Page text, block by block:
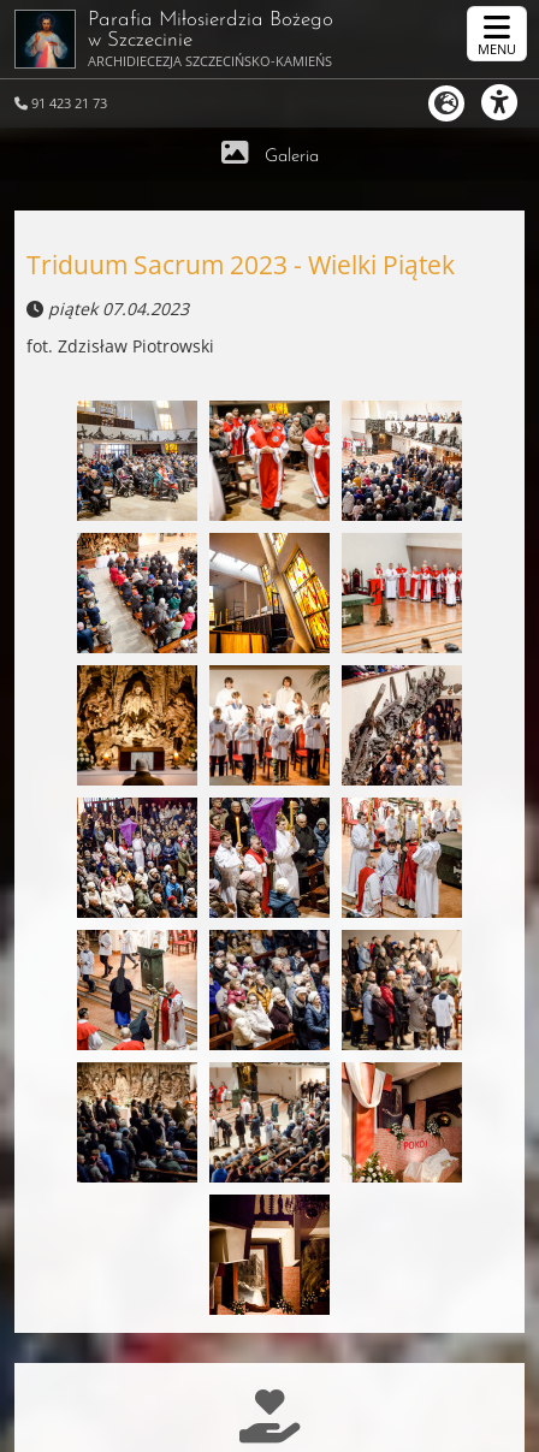
91 423 21 73
Parafia Miłosierdzia Bożego
w Szczecinie
ARCHIDIECEZJA SZCZECIŃSKO-KAMIEŃSKA
MENU
Galeria
Triduum Sacrum 2023 - Wielki Piątek
piątek 07.04.2023
fot. Zdzisław Piotrowski